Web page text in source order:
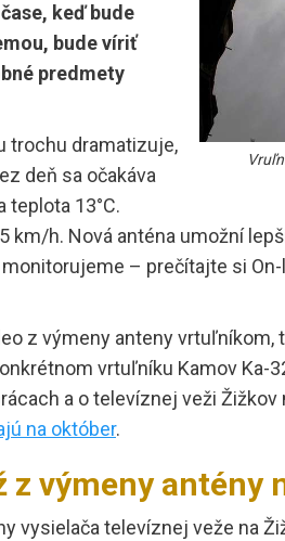
keď bude
bude víriť
predmety
trochu dramatizuje,
deň sa očakáva
teplota 13°C.
km/h. Nová anténa umožní
– prečítajte si
z výmeny anteny
vrtuľníku Kamov
a o televíznej veži Žižkov
na október.
výmeny antény
vysielača televíznej veže na